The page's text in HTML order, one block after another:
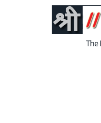
The